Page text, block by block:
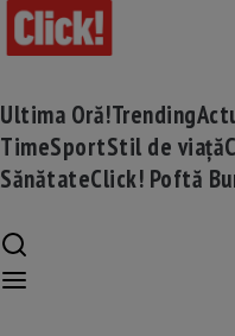
Ultima Oră!Trending
TimeSportStil de viață
SănătateClick! Poftă